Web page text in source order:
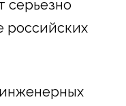
серьезно
российских
инженерных